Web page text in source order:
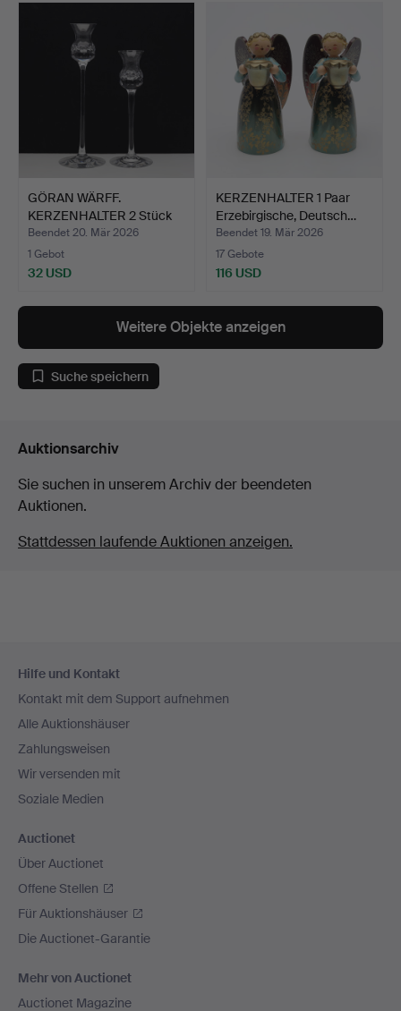
GÖRAN WÄRFF.
KERZENHALTER 2 Stück
„Prince“…
Beendet 20. Mär 2026
1 Gebot
32 USD
KERZENHALTER 1 Paar
Erzebirgische, Deutsch…
Beendet 19. Mär 2026
17 Gebote
116 USD
Weitere Objekte anzeigen
Suche speichern
Auktionsarchiv
Sie suchen in unserem Archiv der beendeten
Auktionen.
Stattdessen laufende Auktionen anzeigen.
Navigation
Hilfe und Kontakt
Kontakt mit dem Support aufnehmen
Alle Auktionshäuser
Zahlungsweisen
Wir versenden mit
Soziale Medien
Auctionet
Über Auctionet
Offene Stellen
Für Auktionshäuser
Die Auctionet-Garantie
Mehr von Auctionet
Auctionet Magazine